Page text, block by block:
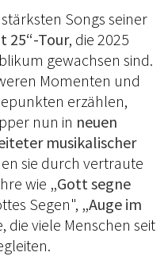
Songs seiner
25“-Tour, die 2025
gewachsen sind.
Momenten und
erzählen,
nun in neuen
musikalischer
sie durch vertraute
wie „Gott segne
Segen", „Auge im
die viele Menschen seit